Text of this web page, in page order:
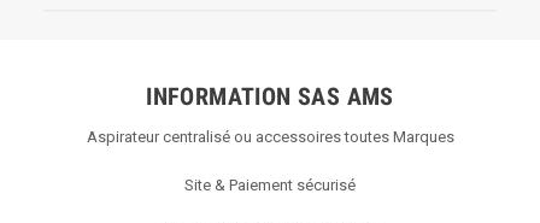
INFORMATION SAS AMS
Aspirateur centralisé ou accessoires toutes Marques
Site & Paiement sécurisé